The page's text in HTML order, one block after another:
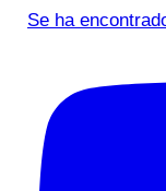
Se ha